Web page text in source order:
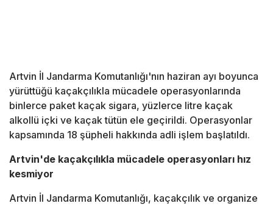
Artvin İl Jandarma Komutanlığı'nın haziran ayı boyunca
yürüttüğü kaçakçılıkla mücadele operasyonlarında
binlerce paket kaçak sigara, yüzlerce litre kaçak
alkollü içki ve kaçak tütün ele geçirildi. Operasyonlar
kapsamında 18 şüpheli hakkında adli işlem başlatıldı.
Artvin'de kaçakçılıkla mücadele operasyonları hız
kesmiyor
Artvin İl Jandarma Komutanlığı, kaçakçılık ve organize